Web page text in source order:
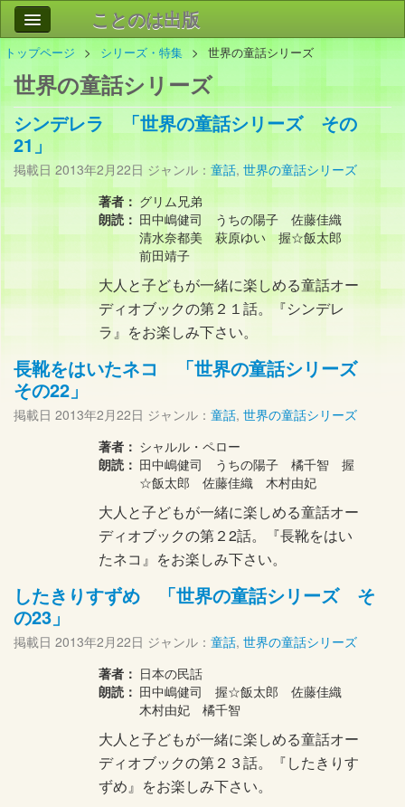
ことのは出版
作品
事業案内
会社情報
お問い合わせ
検索
トップページ シリーズ・特集 世界の童話シリーズ
世界の童話シリーズ
シンデレラ 「世界の童話シリーズ その
21」
掲載日 2013年2月22日 ジャンル： 童話, 世界の童話シリーズ
著者： グリム兄弟
朗読： 田中嶋健司 うちの陽子 佐藤佳織
清水奈都美 萩原ゆい 握☆飯太郎
前田靖子
大人と子どもが一緒に楽しめる童話オー
ディオブックの第２１話。『シンデレ
ラ』をお楽しみ下さい。
長靴をはいたネコ 「世界の童話シリーズ
その22」
掲載日 2013年2月22日 ジャンル： 童話, 世界の童話シリーズ
著者： シャルル・ペロー
朗読： 田中嶋健司 うちの陽子 橘千智 握
☆飯太郎 佐藤佳織 木村由妃
大人と子どもが一緒に楽しめる童話オー
ディオブックの第２2話。『長靴をはい
たネコ』をお楽しみ下さい。
したきりすずめ 「世界の童話シリーズ そ
の23」
掲載日 2013年2月22日 ジャンル： 童話, 世界の童話シリーズ
著者： 日本の民話
朗読： 田中嶋健司 握☆飯太郎 佐藤佳織
木村由妃 橘千智
大人と子どもが一緒に楽しめる童話オー
ディオブックの第２３話。『したきりす
ずめ』をお楽しみ下さい。